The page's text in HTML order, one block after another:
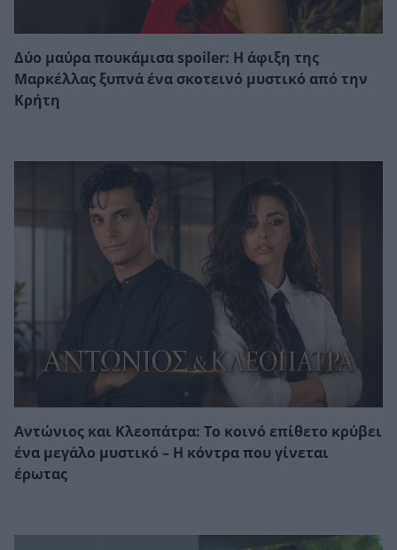
Δύο μαύρα πουκάμισα spoiler: Η άφιξη της
Μαρκέλλας ξυπνά ένα σκοτεινό μυστικό από την
Κρήτη
Αντώνιος και Κλεοπάτρα: Το κοινό επίθετο κρύβει
ένα μεγάλο μυστικό – Η κόντρα που γίνεται
έρωτας